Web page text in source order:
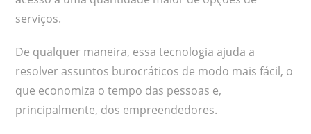
serviços.
De qualquer maneira, essa tecnologia ajuda a
resolver assuntos burocráticos de modo mais fácil, o
que economiza o tempo das pessoas e,
principalmente, dos empreendedores.